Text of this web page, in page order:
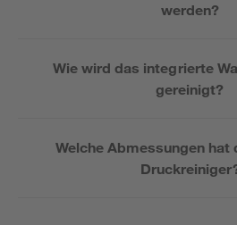
werden?
Wie wird das integrierte
gereinigt?
Welche Abmessungen hat